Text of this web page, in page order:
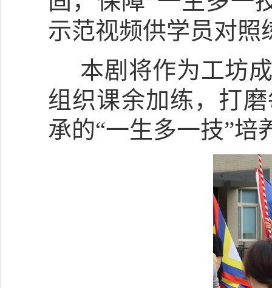
示范视频供学员对照
本剧将作为工坊
组织课余加练，打
承的“一生多一技”培